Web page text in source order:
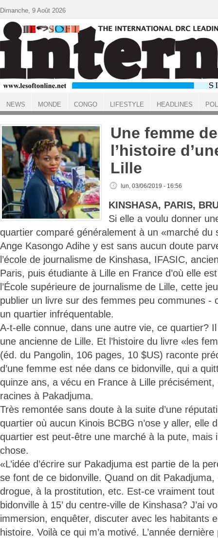
ACCUEIL
Une femme
l’histoire
Lille
lun, 03/06/2019 - 16:56
KINSHASA, PARIS,
Si elle a voulu donner
quartier comparé généralement à un «marché du
Ange Kasongo Adihe y est sans aucun doute
l’école de journalisme de Kinshasa, IFASIC,
Paris, puis étudiante à Lille en France d’où elle
l’École supérieure de journalisme de Lille, cette
publier un livre sur des femmes peu communes -
un quartier infréquentable.
A-t-elle connue, dans une autre vie, ce quartier?
une ancienne de Lille. Et l’histoire du livre «les
(éd. du Pangolin, 106 pages, 10 $US) raconte
d’une femme est née dans ce bidonville, qui a
quinze ans, a vécu en France à Lille
racines à Pakadjuma.
Très remontée sans doute à la suite d’une
quartier où aucun Kinois BCBG n’ose y aller, elle
quartier est peut-être une marché à la pute, mais
chose.
«L’idée d’écrire sur Pakadjuma est partie de la
se font de ce bidonville. Quand on dit
drogue, à la prostitution, etc. Est-ce vraiment tout
bidonville à 15’ du centre-ville de Kinshasa? J’ai
immersion, enquêter, discuter avec les habitants
histoire. Voilà ce qui m’a motivé. L’année
Dimanche, 9 Août 2026
NEWS MONDE CONGO LIFESTYLE HEADLINES